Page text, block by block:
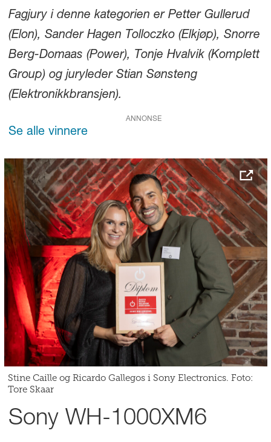
Fagjury i denne kategorien er Petter Gullerud
(Elon), Sander Hagen Tolloczko (Elkjøp), Snorre
Berg-Domaas (Power), Tonje Hvalvik (Komplett
Group) og juryleder Stian Sønsteng
(Elektronikkbransjen).
ANNONSE
Se alle vinnere
Stine Caille og Ricardo Gallegos i Sony Electronics. Foto:
Tore Skaar
Sony WH-1000XM6